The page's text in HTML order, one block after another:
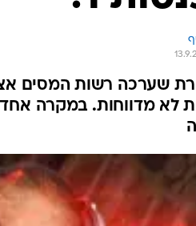
שערכה רשות המסים
לא מדווחות. במקרה